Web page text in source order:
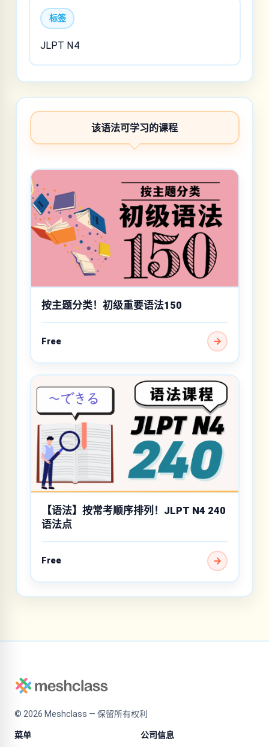
标签
JLPT N4
该语法可学习的课程
按主题分类！初级重要语法150
Free
【语法】按常考顺序排列！JLPT N4 240
语法点
Free
© 2026 Meshclass — 保留所有权利
菜单 公司信息